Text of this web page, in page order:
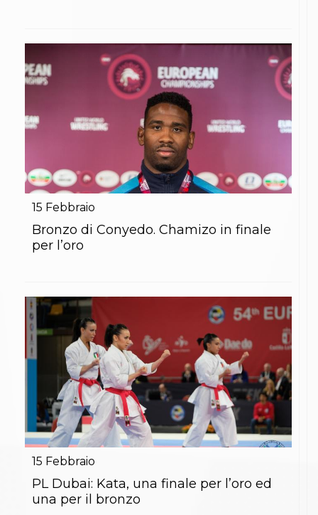
15 Febbraio
Bronzo di Conyedo. Chamizo in finale
per l’oro
15 Febbraio
PL Dubai: Kata, una finale per l’oro ed
una per il bronzo